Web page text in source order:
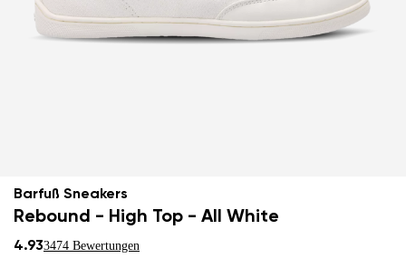
Barfuß Sneakers
Rebound - High Top - All White
4.933474 Bewertungen